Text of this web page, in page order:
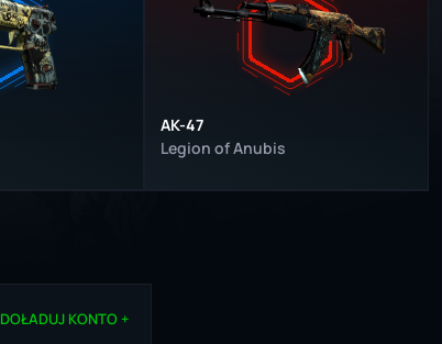
AK-47
Legion of Anubis
DOŁADUJ KONTO +